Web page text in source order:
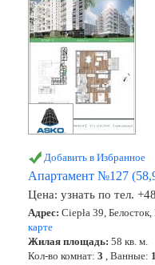
Добавить в Избранное
Апартамент №127
Цена: узнать по тел.
Адрес: Ciepła 39,
карте
Жилая площадь: 58 кв. м.
Кол-во комнат: 3 , Ванные: 1